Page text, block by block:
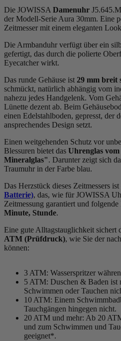
Die JOWISSA Damenuhr
der Modell-Serie Aura 30mm. Eine
Zeitmesser mit einem eleganten
Die Armbanduhr verfügt über ein
gefertigt, das durch die polierte
Eyecatcher wirkt.
Das runde Gehäuse ist 29 mm breit
schmückt, natürlich abhängig vom
nahezu jedes Handgelenk. Vom
Lünette dezent ab. Beim
einen Edelstahlboden, gepresst, der
ansprechendes Design setzt.
Einen weitgehenden Schutz vor
Blessuren bietet das Uhrenglas
Mineralglas". Darunter zeigt sich
Traumuhr in der Farbe blau.
Das Herzstück dieses Zeitmessers ist
Batterie), das, wie für JOWISSA
Zeitmessung garantiert und
Minute, Stunde.
Eine gute Alltagstauglichkeit sichert
ATM (Prüfdruck), wie Sie der
können:
3 ATM: Wasserspritzer
5 ATM: Duschen & Baden ist
Schwimmen oder Tauchen
10 ATM: Einem
Tauchgängen hingegen nicht.
20 ATM und mehr: Ab 20
und zum Schwimmen und
geeignet*.